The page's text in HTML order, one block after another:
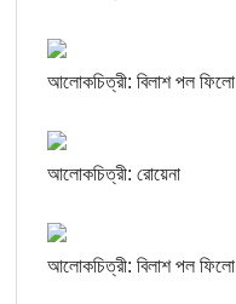
আলোকচিত্রী: বিলাশ পল ফিলো
আলোকচিত্রী: রোয়েনা
আলোকচিত্রী: বিলাশ পল ফিলো